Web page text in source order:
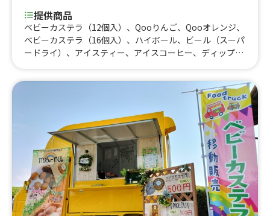
提供商品
ベビーカステラ（12個入）、Qooりんご、Qooオレンジ、
ベビーカステラ（16個入）、ハイボール、ビール（スーパ
ードライ）、アイスティー、アイスコーヒー、ディップ付
ラ（ホイップ&ストロベリーソース）、ディップ付ベビー
カステラ（ホイップ&キャラメル）、ディップ付ベビーカ
ステラ（ホイップ&チョコ）、ベビーカステラ(45個入)、
ベビーカステラ(30個入)、ベビーカステラ(15個入)